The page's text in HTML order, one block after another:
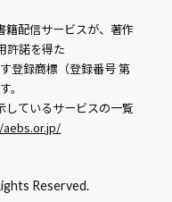
配信サービスが、著作
許諾を得た
登録商標（登録番号 第
。
ているサービスの一覧
Reserved.